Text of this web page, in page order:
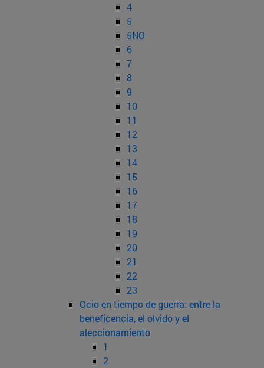
4
5
5NO
6
7
8
9
10
11
12
13
14
15
16
17
18
19
20
21
22
23
Ocio en tiempo de guerra: entre la
beneficencia, el olvido y el
aleccionamiento
1
2